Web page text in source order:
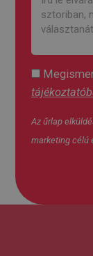
Az űrlap
marketing célú